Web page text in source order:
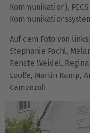
Kommunikation),
Auf dem Foto von
Stephanie Pachl,
Renate Weidel,
Looße, Martin Ramp,
Camenzuli